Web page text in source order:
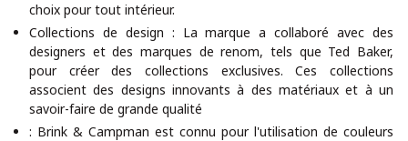
choix pour tout intérieur.
Collections de design : La marque a collaboré avec des
designers et des marques de renom, tels que Ted Baker,
pour créer des collections exclusives. Ces collections
associent des designs innovants à des matériaux et à un
savoir-faire de grande qualité
: Brink & Campman est connu pour l'utilisation de couleurs